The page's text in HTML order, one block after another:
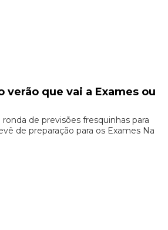
verão que vai a Exames ou
de previsões fresquinhas para
de preparação para os Exames Na